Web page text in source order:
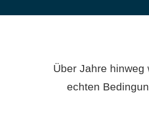
Über Jahre
echten